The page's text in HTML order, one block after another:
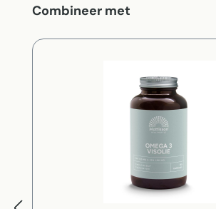
Productgalerij overslaan
Combineer met